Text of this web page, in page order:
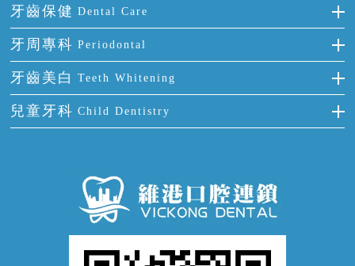
半口缺失
全口缺失
牙齒前突
牙齒稀疏
烤瓷牙
氟斑牙
四環素牙
活動假牙
牙貼面
補牙
智齒
根管治療
拔牙
牙痛
牙齒保健 Dental Care
正確刷牙
全國愛牙日
預防牙病
牙科通識
牙周專科 Periodontal
牙周炎
牙齦出血
牙齦炎
牙齦萎縮
牙齒美白 Teeth Whitening
冷光美白
兒童牙科 Child Dentistry